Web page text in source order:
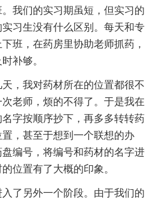
我们的实习期虽短，但实习的
习生没有什么区别。每天和专
班，在药房里协助老师抓药，
补够。
，我对药材所在的位置都很不
老师，烦的不得了。于是我在
字按顺序抄下，再多多转转药
，甚至于想到一个联想的办
编号，将编号和药材的名字进
位置有了大概的印象。
了另外一个阶段。由于我们的